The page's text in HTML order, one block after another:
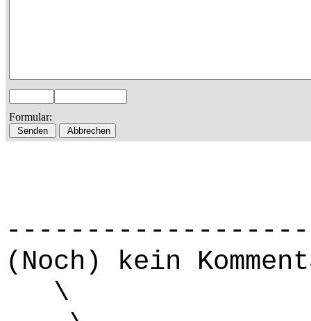
Formular:
(Noch) kein
\